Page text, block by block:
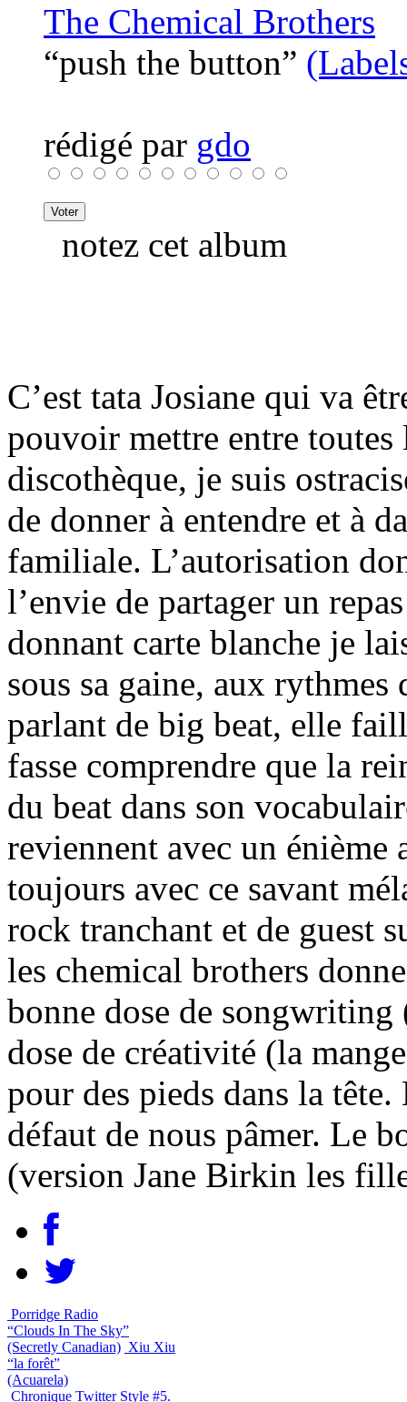
The Chemical Brothers
“push the button”
rédigé par gdo
notez cet album
C’est tata Josiane qui va
pouvoir mettre entre toutes
discothèque, je suis
de donner à entendre et à
familiale. L’autorisation
l’envie de partager un
donnant carte blanche je
sous sa gaine, aux
parlant de big beat, elle
fasse comprendre que la
du beat dans son
reviennent avec un énième
toujours avec ce savant
rock tranchant et de guest
les chemical brothers
bonne dose de
dose de créativité (la
pour des pieds dans la
défaut de nous pâmer. Le
(version Jane Birkin les
Porridge Radio
“Clouds In The Sky”
(Secretly Canadian) Xiu Xiu
“la forêt”
(Acuarela)
Chronique Twitter Style #5.